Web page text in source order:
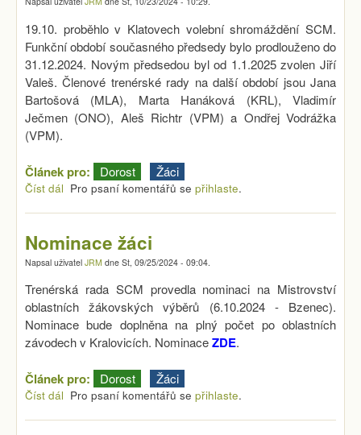
19.10. proběhlo v Klatovech volební shromáždění SCM.
Funkční období současného předsedy bylo prodlouženo do
31.12.2024. Novým předsedou byl od 1.1.2025 zvolen Jiří
Valeš. Členové trenérské rady na další období jsou Jana
Bartošová (MLA), Marta Hanáková (KRL), Vladimír
Ječmen (ONO), Aleš Richtr (VPM) a Ondřej Vodrážka
(VPM).
Článek pro: Dorost Žáci
Číst dál Volební shromáždění SCM.
Pro psaní komentářů se přihlaste.
Nominace žáci
Napsal uživatel JRM dne St, 09/25/2024 - 09:04
Trenérská rada SCM provedla nominaci na Mistrovství
oblastních žákovských výběrů (6.10.2024 - Bzenec).
Nominace bude doplněna na plný počet po oblastních
závodech v Kralovicích. NominaceZDE.
Článek pro: Dorost Žáci
Číst dál Nominace žáci
Pro psaní komentářů se přihlaste.